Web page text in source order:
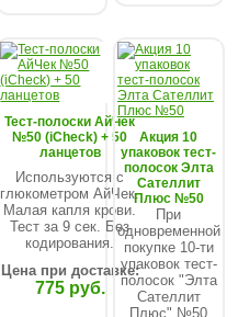
Тест-полоски АйЧек
№50 (iCheck) + 50
ланцетов
Используются с
глюкометром АйЧек.
Малая капля крови.
Тест за 9 сек. Без
кодирования.
Цена при доставке:
775 руб.
Акция 10
упаковок тест-
полосок Элта
Сателлит
Плюс №50
При
одновременной
покупке 10-ти
упаковок тест-
полосок "Элта
Сателлит
Плюс" №50